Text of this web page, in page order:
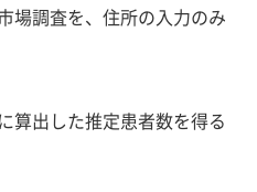
場調査を、住所の入力のみ
算出した推定患者数を得る